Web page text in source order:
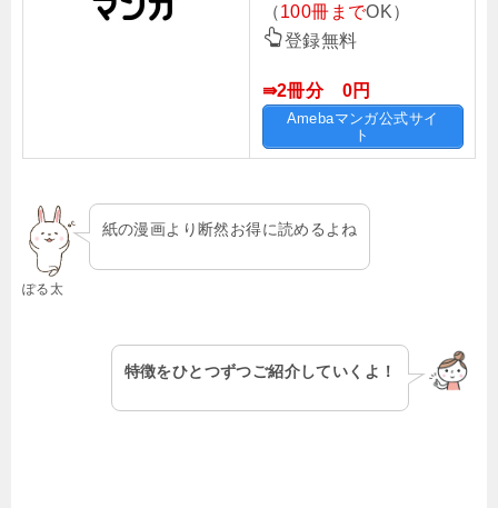
（100冊までOK）
登録無料
⇛2冊分 0円
Amebaマンガ公式サイ
ト
ぽる太
紙の漫画より断然お得に読めるよね
特徴をひとつずつご紹介していくよ！